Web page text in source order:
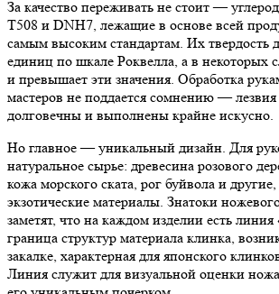
За качество переживать не стоит —
Т508 и DNH7, лежащие в основе всей
самым высоким стандартам. Их твердость
единиц по шкале Роквелла, а в некоторых
и превышает эти значения. Обработка
мастеров не поддается сомнению — лезвия
долговечны и выполнены крайне искусно.
Но главное — уникальный дизайн. Для
натуральное сырье: древесина розового
кожа морского ската, рог буйвола и
экзотические материалы. Знатоки
заметят, что на каждом изделии есть
граница структур материала клинка,
закалке, характерная для японского
Линия служит для визуальной оценки